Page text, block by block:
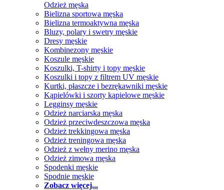
Odzież męska
Bielizna sportowa męska
Bielizna termoaktywna męska
Bluzy, polary i swetry męskie
Dresy męskie
Kombinezony męskie
Koszule męskie
Koszulki, T-shirty i topy męskie
Koszulki i topy z filtrem UV męskie
Kurtki, płaszcze i bezrękawniki męskie
Kąpielówki i szorty kąpielowe męskie
Legginsy męskie
Odzież narciarska męska
Odzież przeciwdeszczowa męska
Odzież trekkingowa męska
Odzież treningowa męska
Odzież z wełny merino męska
Odzież zimowa męska
Spodenki męskie
Spodnie męskie
Zobacz więcej...